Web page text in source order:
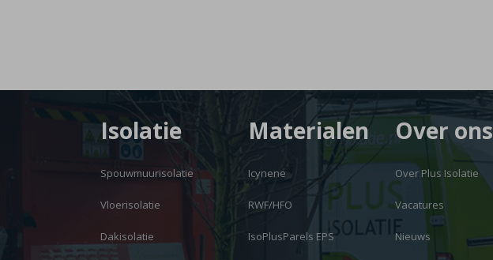
Isolatie
Spouwmuurisolatie
Vloerisolatie
Dakisolatie
Materialen
Icynene
RWF/HFO
IsoPlusParels EPS
Over ons
Over Plus Isolatie
Vacatures
Nieuws